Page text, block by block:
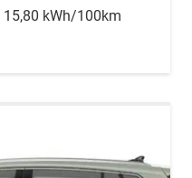
15,80 kWh/100km